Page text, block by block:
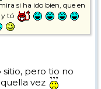
si ha ido bien, que en
y tó
sitio, pero tio no
vez